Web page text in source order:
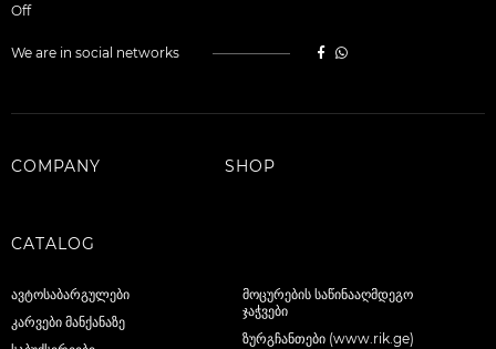
Off
We are in social networks
COMPANY SHOP
CATALOG
ავტოსაბარგულები
კარვები მანქანაზე
მოცურების საწინააღმდეგო
ჯაჭვები
ზურგჩანთები (www.rik.ge)